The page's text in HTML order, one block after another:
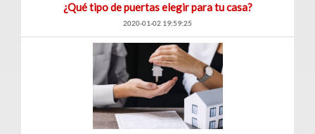
¿Qué tipo de puertas elegir para tu casa?
2020-01-02 19:59:25